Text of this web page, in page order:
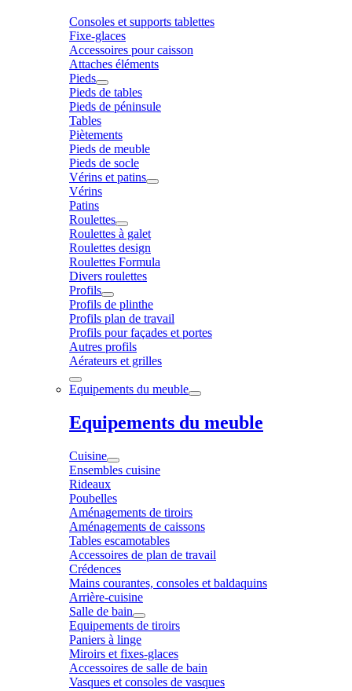
Consoles et supports tablettes
Fixe-glaces
Accessoires pour caisson
Attaches éléments
Pieds
Pieds de tables
Pieds de péninsule
Tables
Piètements
Pieds de meuble
Pieds de socle
Vérins et patins
Vérins
Patins
Roulettes
Roulettes à galet
Roulettes design
Roulettes Formula
Divers roulettes
Profils
Profils de plinthe
Profils plan de travail
Profils pour façades et portes
Autres profils
Aérateurs et grilles
Equipements du meuble
Equipements du meuble
Cuisine
Ensembles cuisine
Rideaux
Poubelles
Aménagements de tiroirs
Aménagements de caissons
Tables escamotables
Accessoires de plan de travail
Crédences
Mains courantes, consoles et baldaquins
Arrière-cuisine
Salle de bain
Equipements de tiroirs
Paniers à linge
Miroirs et fixes-glaces
Accessoires de salle de bain
Vasques et consoles de vasques